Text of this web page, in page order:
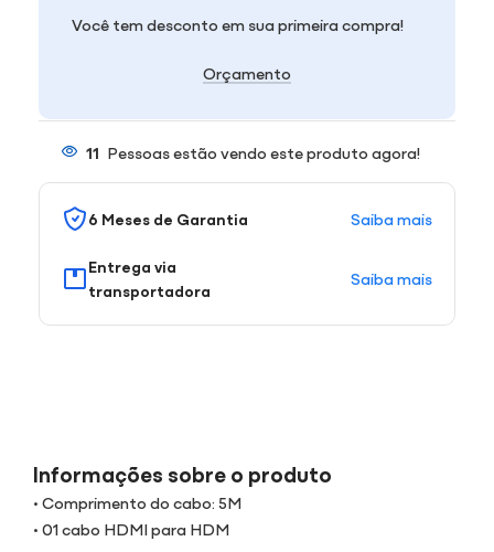
Você tem desconto em sua primeira compra!
Orçamento
11 Pessoas estão vendo este produto agora!
6 Meses de Garantia Saiba mais
Entrega via
transportadora
Saiba mais
Informações sobre o produto
• Comprimento do cabo: 5M
• 01 cabo HDMI para HDM